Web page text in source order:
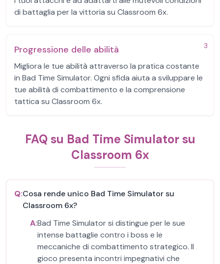
di battaglia per la vittoria su Classroom 6x.
3
Progressione delle abilità
Migliora le tue abilità attraverso la pratica costante
in Bad Time Simulator. Ogni sfida aiuta a sviluppare le
tue abilità di combattimento e la comprensione
tattica su Classroom 6x.
FAQ su Bad Time Simulator su
Classroom 6x
Q:Cosa rende unico Bad Time Simulator su
Classroom 6x?
A:Bad Time Simulator si distingue per le sue
intense battaglie contro i boss e le
meccaniche di combattimento strategico. Il
gioco presenta incontri impegnativi che